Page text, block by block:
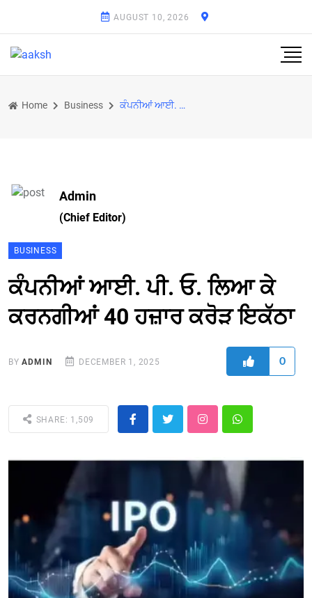
AUGUST 10, 2026
Home Business ਕੰਪਨੀਆਂ ਆਈ. ਪੀ. ਓ. ਲਿਆ ਕੇ ਕਰਨਗੀਆਂ 40 ਹਜ਼ਾਰ ਕਰੋੜ ਇਕੱਠਾ
Admin
(Chief Editor)
BUSINESS
ਕੰਪਨੀਆਂ ਆਈ. ਪੀ. ਓ. ਲਿਆ ਕੇ
ਕਰਨਗੀਆਂ 40 ਹਜ਼ਾਰ ਕਰੋੜ ਇਕੱਠਾ
BYADMIN DECEMBER 1, 2025 0
SHARE: 1,509